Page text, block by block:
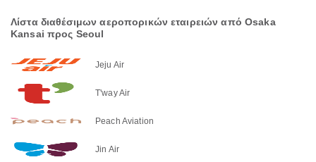
Λίστα διαθέσιμων αεροπορικών εταιρειών από Osaka
Kansai προς Seoul
Jeju Air
T'way Air
Peach Aviation
Jin Air